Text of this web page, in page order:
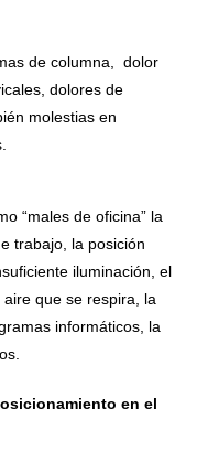
de columna, dolor
dolores de
molestias en
“males de oficina” la
trabajo, la posición
iluminación, el
que se respira, la
informáticos, la
en el